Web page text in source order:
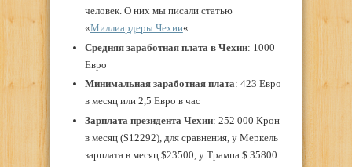
человек. О них мы писали статью
«Миллиардеры Чехии«.
Средняя заработная плата в Чехии: 1000
Евро
Минимальная заработная плата: 423 Евро
в месяц или 2,5 Евро в час
Зарплата президента Чехии: 252 000 Крон
в месяц ($12292), для сравнения, у Меркель
зарплата в месяц $23500, у Трампа $ 35800